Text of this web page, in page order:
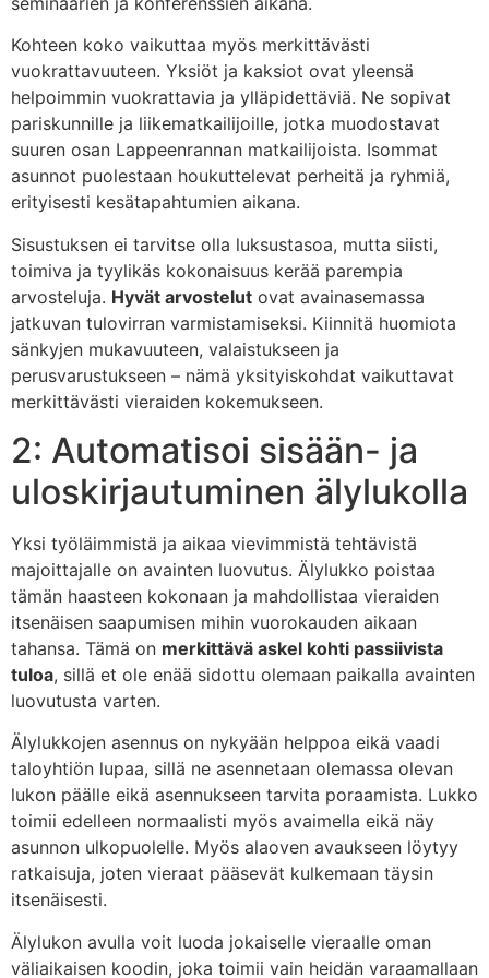
Kohteen koko vaikuttaa myös merkittävästi
vuokrattavuuteen. Yksiöt ja kaksiot ovat yleensä
helpoimmin vuokrattavia ja ylläpidettäviä. Ne sopivat
pariskunnille ja liikematkailijoille, jotka muodostavat
suuren osan Lappeenrannan matkailijoista. Isommat
asunnot puolestaan houkuttelevat perheitä ja ryhmiä,
erityisesti kesätapahtumien aikana.
Sisustuksen ei tarvitse olla luksustasoa, mutta siisti,
toimiva ja tyylikäs kokonaisuus kerää parempia
arvosteluja. Hyvät arvostelut ovat avainasemassa
jatkuvan tulovirran varmistamiseksi. Kiinnitä huomiota
sänkyjen mukavuuteen, valaistukseen ja
perusvarustukseen – nämä yksityiskohdat vaikuttavat
merkittävästi vieraiden kokemukseen.
2: Automatisoi sisään- ja
uloskirjautuminen älylukolla
Yksi työläimmistä ja aikaa vievimmistä tehtävistä
majoittajalle on avainten luovutus. Älylukko poistaa
tämän haasteen kokonaan ja mahdollistaa vieraiden
itsenäisen saapumisen mihin vuorokauden aikaan
tahansa. Tämä on merkittävä askel kohti passiivista
tuloa, sillä et ole enää sidottu olemaan paikalla avainten
luovutusta varten.
Älylukkojen asennus on nykyään helppoa eikä vaadi
taloyhtiön lupaa, sillä ne asennetaan olemassa olevan
lukon päälle eikä asennukseen tarvita poraamista. Lukko
toimii edelleen normaalisti myös avaimella eikä näy
asunnon ulkopuolelle. Myös alaoven avaukseen löytyy
ratkaisuja, joten vieraat pääsevät kulkemaan täysin
itsenäisesti.
Älylukon avulla voit luoda jokaiselle vieraalle oman
väliaikaisen koodin, joka toimii vain heidän varaamallaan